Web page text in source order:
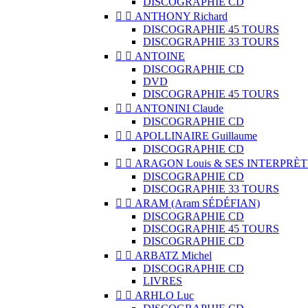
  ANTHONY Richard
DISCOGRAPHIE 45 TOURS
DISCOGRAPHIE 33 TOURS
  ANTOINE
DISCOGRAPHIE CD
DVD
DISCOGRAPHIE 45 TOURS
  ANTONINI Claude
DISCOGRAPHIE CD
  APOLLINAIRE Guillaume
DISCOGRAPHIE CD
  ARAGON Louis & SES
DISCOGRAPHIE CD
DISCOGRAPHIE 33 TOURS
  ARAM (Aram SÉDÉFIAN)
DISCOGRAPHIE CD
DISCOGRAPHIE 45 TOURS
DISCOGRAPHIE CD
  ARBATZ Michel
DISCOGRAPHIE CD
LIVRES
  ARHLO Luc